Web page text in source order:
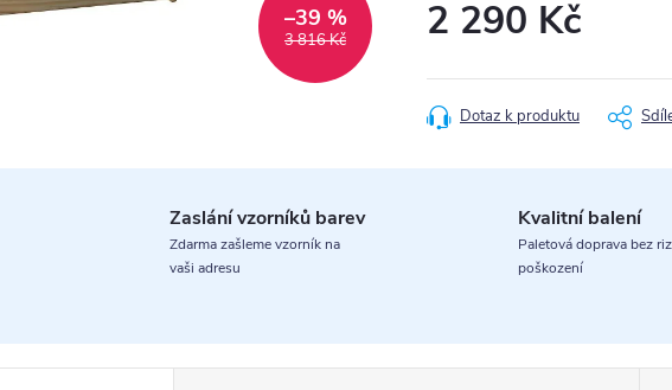
3 816 Kč
–39 % 2 290 Kč
cena:
Dotaz k produktu
Zaslání vzorníků barev
Zdarma zašleme vzorník na
vaši adresu
Kvalitní balení
Paletová doprava bez
poškození